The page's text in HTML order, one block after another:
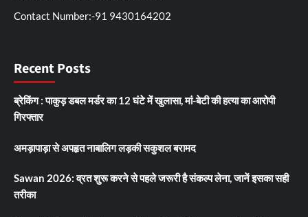
Contact Number:-91 9430164202
Recent Posts
ब्रेकिंग : पाकुड़ डबल मर्डर का 12 घंटे में खुलासा, मां-बेटी की हत्या का आरोपी
गिरफ्तार
अमड़ापाड़ा से अपहृत नाबालिग लड़की सकुशल बरामद
Sawan 2026: व्रत शुरू करने से पहले जरूरी है संकल्प लेना, जानें इसका सही
तरीका